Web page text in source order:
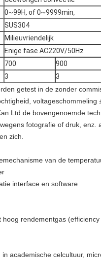
0~99H, of 0~9999min,
SUS304
Milieuvriendelijk
Enige fase AC220V/50Hz
700 900
3 3
getest in de zonder
Ltd de bovengenoemde
fotografie of druk,
zich.
van de
interface en software
rendementgas
in academische celcultuur,